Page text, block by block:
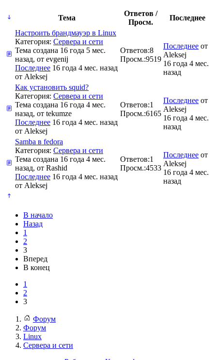
Тема
Ответов /
Просм.
Последнее
Настроить брандмауэр в Linux
Категория: Сервера и сети
Тема создана 16 года 5 мес.
назад, от evgenij
Последнее 16 года 4 мес. назад
от Aleksej
Ответов:8
Просм.:9519
Последнее от
Aleksej
16 года 4 мес.
назад
Как установить squid?
Категория: Сервера и сети
Тема создана 16 года 4 мес.
назад, от tekumze
Последнее 16 года 4 мес. назад
от Aleksej
Ответов:1
Просм.:6165
Последнее от
Aleksej
16 года 4 мес.
назад
Samba в fedora
Категория: Сервера и сети
Тема создана 16 года 4 мес.
назад, от Rashid
Последнее 16 года 4 мес. назад
от Aleksej
Ответов:1
Просм.:4533
Последнее от
Aleksej
16 года 4 мес.
назад
В начало
Назад
1
2
3
Вперед
В конец
1
2
3
Форум
Форум
Linux
Сервера и сети